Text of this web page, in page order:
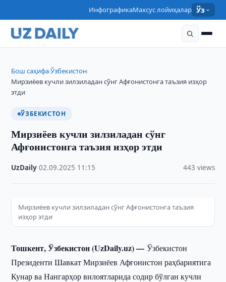
ИнфографикаМахсус лойиҳалар Ўз
Бош саҳифа›Ўзбекистон›
Мирзиёев кучли зилзиладан сўнг Афғонистонга таъзия изҳор
этди
ЎЗБЕКИСТОН
Мирзиёев кучли зилзиладан сўнг
Афғонистонга таъзия изҳор этди
UzDaily ·02.09.2025 11:15 443 views
Мирзиёев кучли зилзиладан сўнг Афғонистонга таъзия
изҳор этди
Тошкент, Ўзбекистон (UzDaily.uz) —Ўзбекистон
Президенти Шавкат Мирзиёев Афғонистон раҳбариятига
Кунар ва Нангарҳор вилоятларида содир бўлган кучли